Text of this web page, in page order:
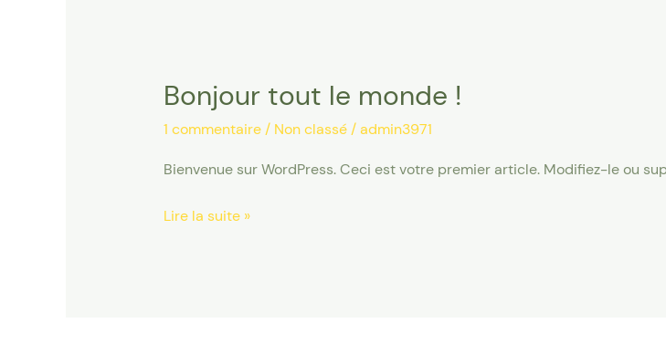
Bonjour tout le monde !
1 commentaire / Non classé/admin3971
Bienvenue sur WordPress. Ceci est votre premier article. Modifiez-le ou
Bonjour
le
monde !
Lire la suite »